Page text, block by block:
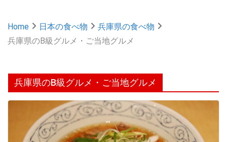
Home 日本の食べ物
兵庫県の食べ物
兵庫県のB級グルメ・ご当地グルメ
兵庫県のB級グルメ・ご当地グルメ